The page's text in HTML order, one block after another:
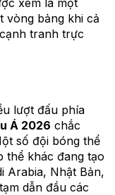
xem là một
vòng bảng khi cả
tranh trực
lượt đấu phía
Á 2026 chắc
số đội bóng thể
thể khác đang tạo
Arabia, Nhật Bản,
dẫn đầu các